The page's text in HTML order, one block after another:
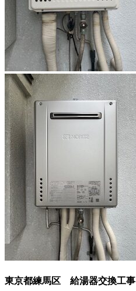
東京都練馬区 給湯器交換工事